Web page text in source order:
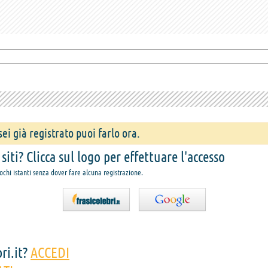
già registrato puoi farlo ora.
Clicca sul logo per effettuare l'accesso
istanti senza dover fare alcuna registrazione.
ACCEDI